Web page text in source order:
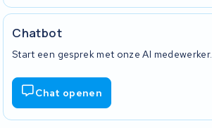
Chatbot
Start een gesprek met onze AI medewerker.
Chat openen